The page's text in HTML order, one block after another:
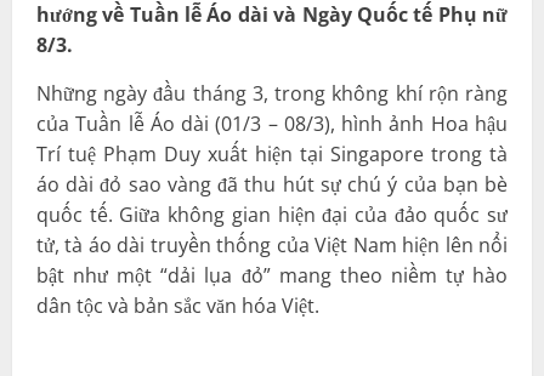
hướng về Tuần lễ Áo dài và Ngày Quốc tế Phụ nữ
8/3.
Những ngày đầu tháng 3, trong không khí rộn ràng
của Tuần lễ Áo dài (01/3 – 08/3), hình ảnh Hoa hậu
Trí tuệ Phạm Duy xuất hiện tại Singapore trong tà
áo dài đỏ sao vàng đã thu hút sự chú ý của bạn bè
quốc tế. Giữa không gian hiện đại của đảo quốc sư
tử, tà áo dài truyền thống của Việt Nam hiện lên nổi
bật như một “dải lụa đỏ” mang theo niềm tự hào
dân tộc và bản sắc văn hóa Việt.